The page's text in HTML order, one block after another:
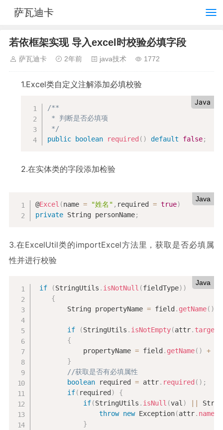
萨瓦迪卡
若依框架实现 导入excel时校验必填字段
萨瓦迪卡 2年前 java技术 1772
1.Excel类自定义注解添加必填校验
Java
/**
* 判断是否必填项
*/
public
boolean required ( ) default false;
2.在实体类的字段添加检验
Java
@Excel (name = "姓名" , required = true)
private String personName;
3.在ExcelUtil类的importExcel方法里，获取是否必填属
性并进行校验
Java
if (StringUtils . isNotNull (fieldType) )
{
        String propertyName
= field . getName( )
if (StringUtils . isNotEmpty(attr.
{
            propertyName
= field . getName( ) +
}
//获取是否有必填属性
boolean required = attr. required ( ) ;
if( required )
{
if(StringUtils . isNull (val )
throw new Exception(attr. name
}